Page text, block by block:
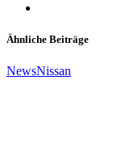
Ähnliche Beiträge
NewsNissan